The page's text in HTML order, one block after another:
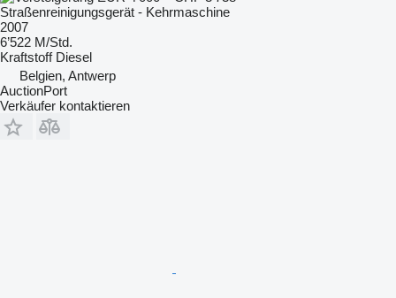
Straßenreinigungsgerät - Kehrmaschine
2007
6’522 M/Std.
Kraftstoff Diesel
Belgien, Antwerp
AuctionPort
Verkäufer kontaktieren